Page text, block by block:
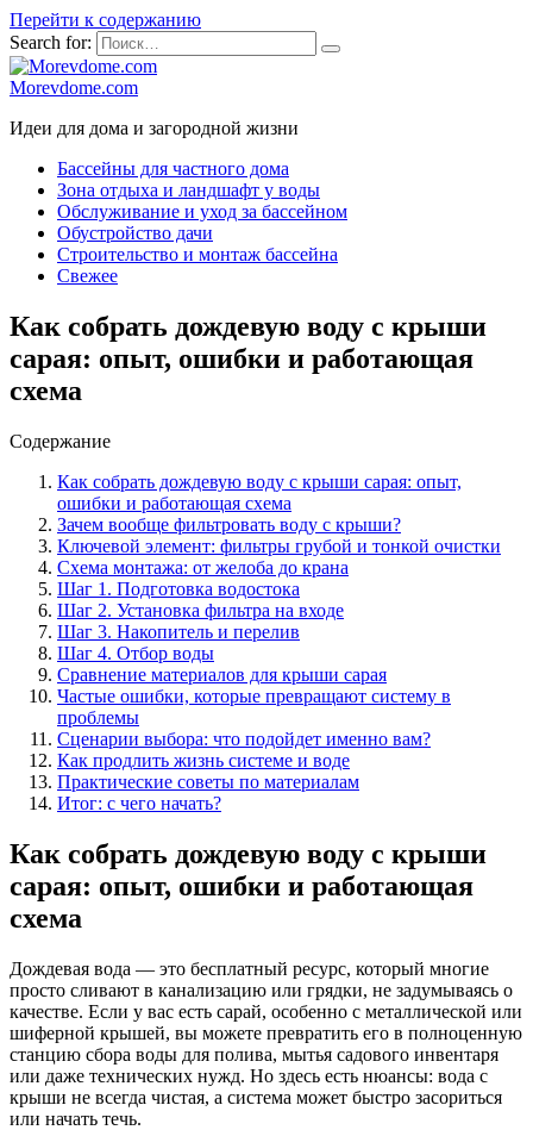
Перейти к содержанию
Search for:
Morevdome.com
Идеи для дома и загородной жизни
Бассейны для частного дома
Зона отдыха и ландшафт у воды
Обслуживание и уход за бассейном
Обустройство дачи
Строительство и монтаж бассейна
Свежее
Как собрать дождевую воду с крыши
сарая: опыт, ошибки и работающая
схема
Содержание
Как собрать дождевую воду с крыши сарая: опыт,
ошибки и работающая схема
Зачем вообще фильтровать воду с крыши?
Ключевой элемент: фильтры грубой и тонкой очистки
Схема монтажа: от желоба до крана
Шаг 1. Подготовка водостока
Шаг 2. Установка фильтра на входе
Шаг 3. Накопитель и перелив
Шаг 4. Отбор воды
Сравнение материалов для крыши сарая
Частые ошибки, которые превращают систему в
проблемы
Сценарии выбора: что подойдет именно вам?
Как продлить жизнь системе и воде
Практические советы по материалам
Итог: с чего начать?
Как собрать дождевую воду с крыши
сарая: опыт, ошибки и работающая
схема
Дождевая вода — это бесплатный ресурс, который многие
просто сливают в канализацию или грядки, не задумываясь о
качестве. Если у вас есть сарай, особенно с металлической или
шиферной крышей, вы можете превратить его в полноценную
станцию сбора воды для полива, мытья садового инвентаря
или даже технических нужд. Но здесь есть нюансы: вода с
крыши не всегда чистая, а система может быстро засориться
или начать течь.